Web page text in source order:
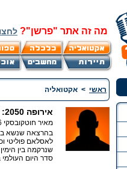
מה זה אתר "פרשן"?
ראשי > אקטואליה
אירופה 2050: 75 מיליון מוסלמים
מאיר חוטקובסקי
לאסלאם פוליטי
שנרקמה בין
סדר היום העולמי